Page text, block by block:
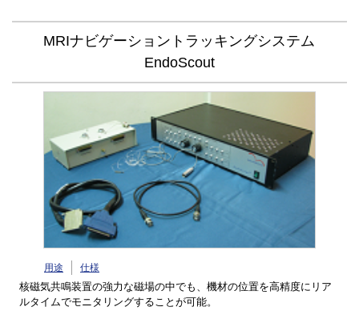
MRIナビゲーショントラッキングシステム
EndoScout
用途 仕様
核磁気共鳴装置の強力な磁場の中でも、機材の位置を高精度にリア
ルタイムでモニタリングすることが可能。